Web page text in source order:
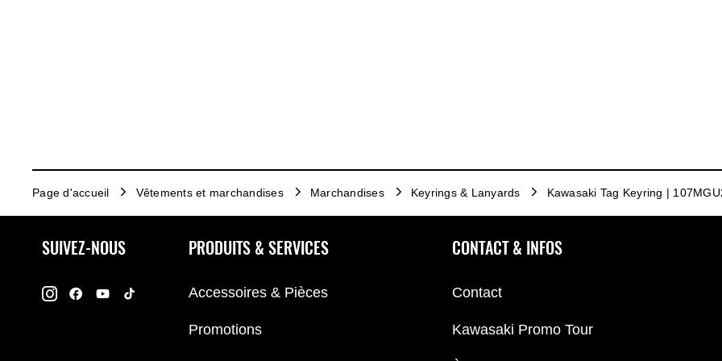
Page d'accueil Vêtements et marchandises Marchandises Keyrings & Lanyards Kawasaki Tag Keyring |
SUIVEZ-NOUS PRODUITS & SERVICES
Accessoires & Pièces
Promotions
CONTACT & INFOS
Contact
Kawasaki Promo Tour